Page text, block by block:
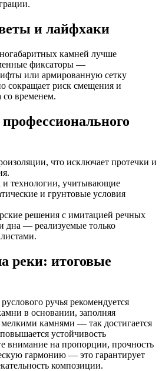
и лайфхаки
камней лучше
фиксаторы —
или армированную сетку
сокращает риск смещения и
со временем.
что исключает протечки и
и технологии, учитывающие
и грунтовые условия
решения с имитацией речных
дна — реализуемые только
реки: итоговые
ручья рекомендуется
в основании, заполняя
мелкими камнями — так достигается
устойчивость
внимание на пропорции, прочность
гармонию — это гарантирует
композиции.